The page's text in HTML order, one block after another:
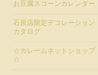
お豆腐スコーンカレンダー
石原店限定デコレーション
カタログ
☆カレームネットショップ
☆